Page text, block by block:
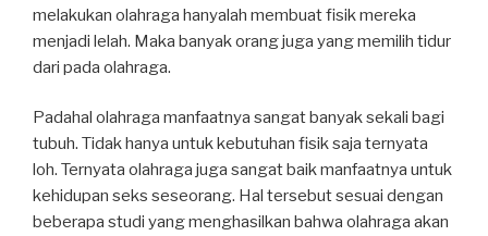
melakukan olahraga hanyalah membuat fisik mereka
menjadi lelah. Maka banyak orang juga yang memilih tidur
dari pada olahraga.
Padahal olahraga manfaatnya sangat banyak sekali bagi
tubuh. Tidak hanya untuk kebutuhan fisik saja ternyata
loh. Ternyata olahraga juga sangat baik manfaatnya untuk
kehidupan seks seseorang. Hal tersebut sesuai dengan
beberapa studi yang menghasilkan bahwa olahraga akan